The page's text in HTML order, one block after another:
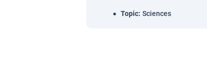
Topic: Sciences